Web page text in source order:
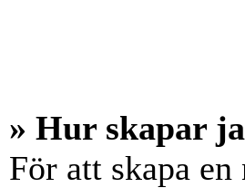
» Hur skapar
För att skapa